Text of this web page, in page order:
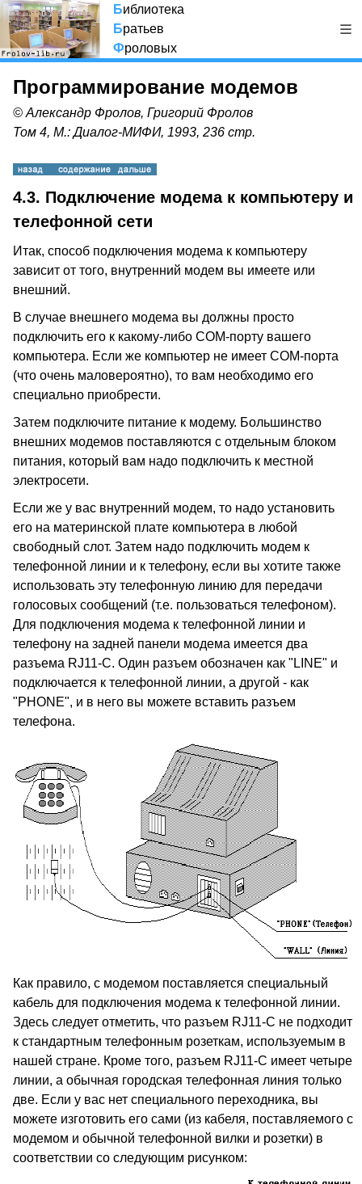
Библиотека
Братьев
Фроловых
Программирование модемов
© Александр Фролов, Григорий Фролов
Том 4, М.: Диалог-МИФИ, 1993, 236 стр.
4.3. Подключение модема к компьютеру и
телефонной сети
Итак, способ подключения модема к компьютеру
зависит от того, внутренний модем вы имеете или
внешний.
В случае внешнего модема вы должны просто
подключить его к какому-либо COM-порту вашего
компьютера. Если же компьютер не имеет COM-порта
(что очень маловероятно), то вам необходимо его
специально приобрести.
Затем подключите питание к модему. Большинство
внешних модемов поставляются с отдельным блоком
питания, который вам надо подключить к местной
электросети.
Если же у вас внутренний модем, то надо установить
его на материнской плате компьютера в любой
свободный слот. Затем надо подключить модем к
телефонной линии и к телефону, если вы хотите также
использовать эту телефонную линию для передачи
голосовых сообщений (т.е. пользоваться телефоном).
Для подключения модема к телефонной линии и
телефону на задней панели модема имеется два
разъема RJ11-C. Один разъем обозначен как "LINE" и
подключается к телефонной линии, а другой - как
"PHONE", и в него вы можете вставить разъем
телефона.
Как правило, с модемом поставляется специальный
кабель для подключения модема к телефонной линии.
Здесь следует отметить, что разъем RJ11-C не подходит
к стандартным телефонным розеткам, используемым в
нашей стране. Кроме того, разъем RJ11-C имеет четыре
линии, а обычная городская телефонная линия только
две. Если у вас нет специального переходника, вы
можете изготовить его сами (из кабеля, поставляемого с
модемом и обычной телефонной вилки и розетки) в
соответствии со следующим рисунком: